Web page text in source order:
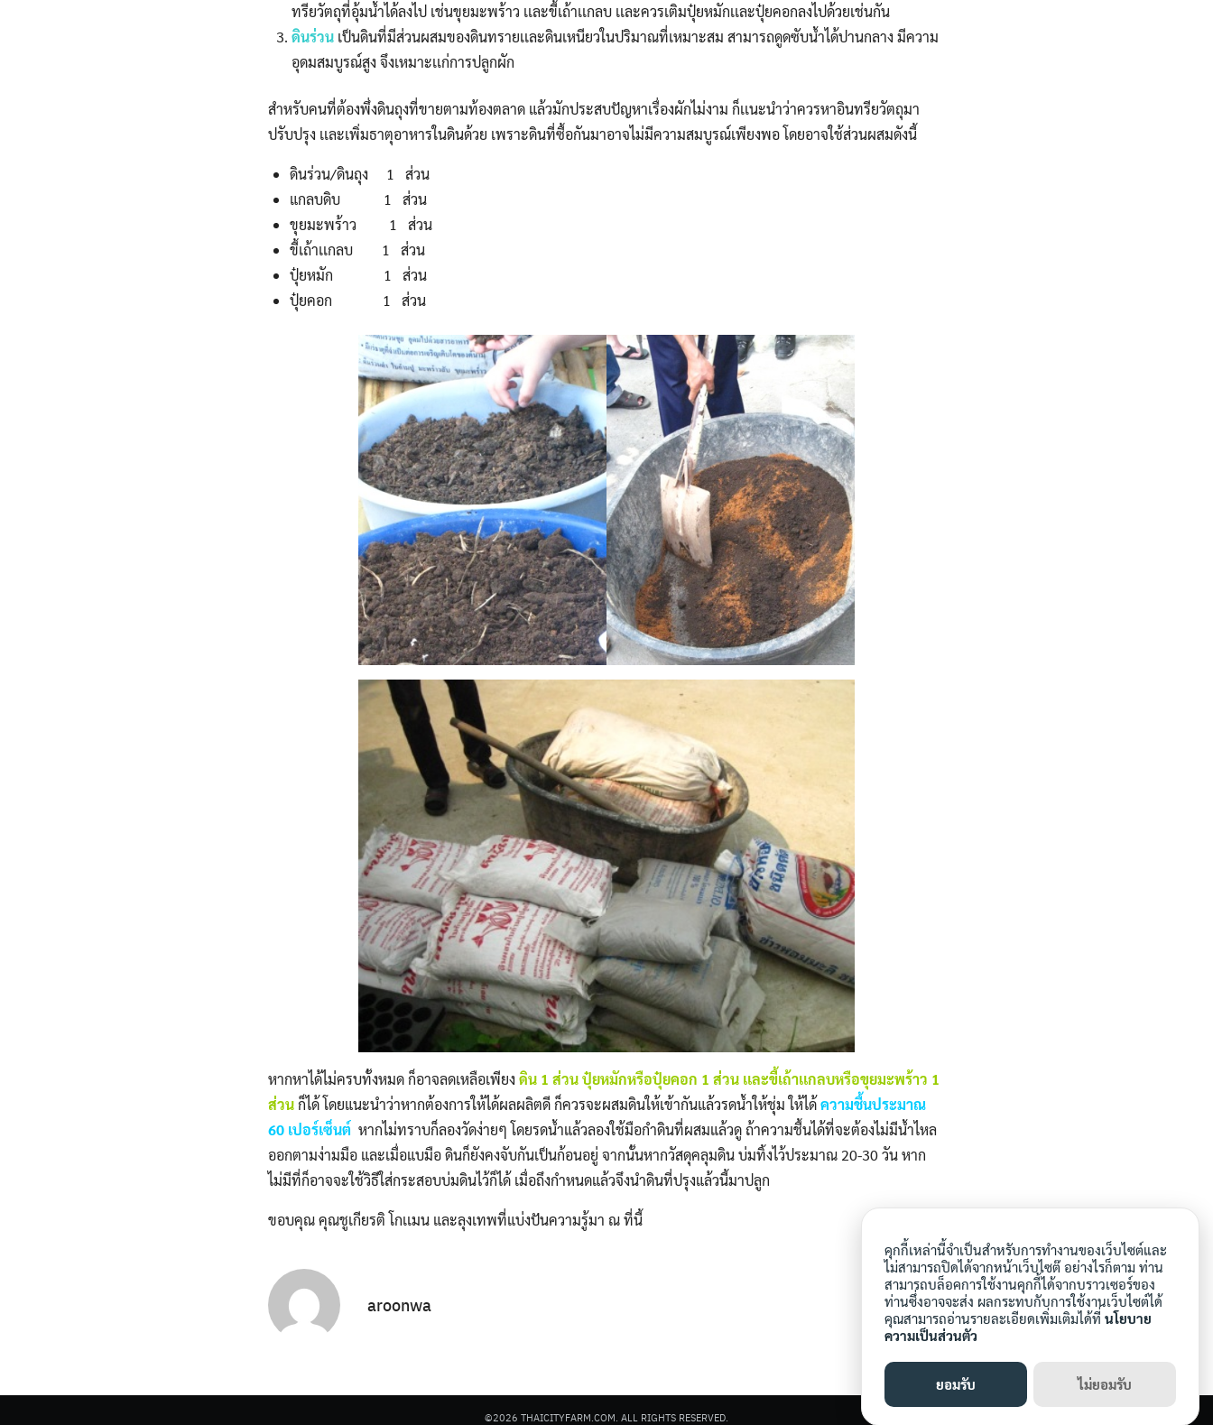
ทรียวัตถุที่อุ้มน้ำได้ลงไป เช่นขุยมะพร้าว เเละขี้เถ้าเเกลบ เเละควรเติมปุ๋ยหมักเเละปุ๋ยคอกลงไปด้วยเช่นกัน
ดินร่วน เป็นดินที่มีส่วนผสมของดินทรายเเละดินเหนียวในปริมาณที่เหมาะสม สามารถดูดซับน้ำได้ปานกลาง มีความ
อุดมสมบูรณ์สูง จึงเหมาะเเก่การปลูกผัก
สำหรับคนที่ต้องพึ่งดินถุงที่ขายตามท้องตลาด แล้วมักประสบปัญหาเรื่องผักไม่งาม ก็เเนะนำว่าควรหาอินทรียวัตถุมา
ปรับปรุง เเละเพิ่มธาตุอาหารในดินด้วย เพราะดินที่ซื้อกันมาอาจไม่มีความสมบูรณ์เพียงพอ โดยอาจใช้ส่วนผสมดังนี้
ดินร่วน/ดินถุง 1 ส่วน
แกลบดิบ 1 ส่วน
ขุยมะพร้าว 1 ส่วน
ขี้เถ้าเเกลบ 1 ส่วน
ปุ๋ยหมัก 1 ส่วน
ปุ๋ยคอก 1 ส่วน
หากหาได้ไม่ครบทั้งหมด ก็อาจลดเหลือเพียง ดิน 1 ส่วน ปุ๋ยหมักหรือปุ๋ยคอก 1 ส่วน เเละขี้เถ้าเเกลบหรือขุยมะพร้าว 1
ส่วนก็ได้ โดยแนะนำว่าหากต้องการให้ได้ผลผลิตดี ก็ควรจะผสมดินให้เข้ากันแล้วรดน้ำให้ชุ่ม ให้ได้ความชื้นประมาณ
60 เปอร์เซ็นต์ หากไม่ทราบก็ลองวัดง่ายๆ โดยรดน้ำแล้วลองใช้มือกำดินที่ผสมแล้วดู ถ้าความชื้นได้ที่จะต้องไม่มีน้ำไหล
ออกตามง่ามมือ และเมื่อแบมือ ดินก็ยังคงจับกันเป็นก้อนอยู่ จากนั้นหากวัสดุคลุมดิน บ่มทิ้งไว้ประมาณ 20-30 วัน หาก
ไม่มีที่ก็อาจจะใช้วิธีใส่กระสอบบ่มดินไว้ก็ได้ เมื่อถึงกำหนดแล้วจึงนำดินที่ปรุงแล้วนี้มาปลูก
ขอบคุณคุณชูเกียรติ โกเเมน และลุงเทพที่แบ่งปันความรู้มา ณ ที่นี้
aroonwa
©2026 THAICITYFARM.COM. ALL RIGHTS RESERVED.
คุกกี้เหล่านี้จำเป็นสำหรับการทำงานของเว็บไซต์และ
ไม่สามารถปิดได้จากหน้าเว็บไซต๊ อย่างไรก็ตาม ท่าน
สามารถบล็อคการใช้งานคุกกี้ได้จากบราวเซอร์ของ
ท่านซึ่งอาจจะส่ง ผลกระทบกับการใช้งานเว็บไซต์ได้
คุณสามารถอ่านรายละเอียดเพิ่มเติมได้ที่ นโยบาย
ความเป็นส่วนตัว
ยอมรับ ไม่ยอมรับ